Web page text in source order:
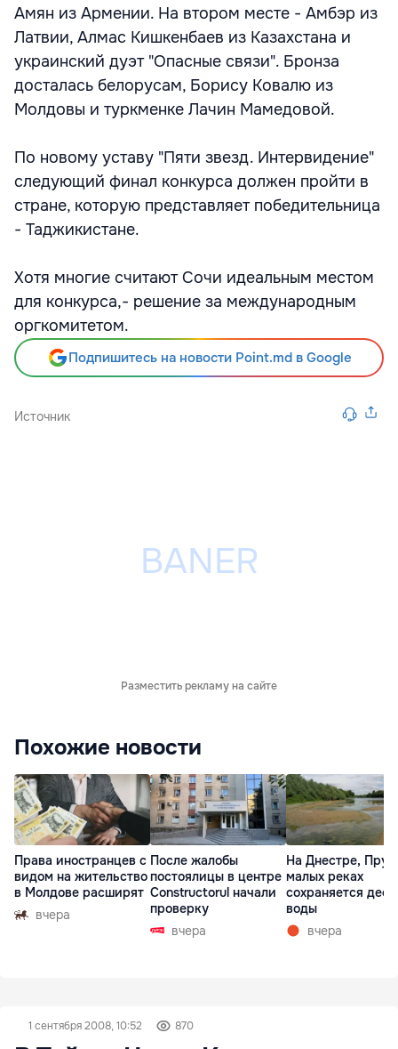
Амян из Армении. На втором месте - Амбэр из
Латвии, Алмас Кишкенбаев из Казахстана и
украинский дуэт "Опасные связи". Бронза
досталась белорусам, Борису Ковалю из
Молдовы и туркменке Лачин Мамедовой.
По новому уставу "Пяти звезд. Интервидение"
следующий финал конкурса должен пройти в
стране, которую представляет победительница
- Таджикистане.
Хотя многие считают Сочи идеальным местом
для конкурса,- решение за международным
оргкомитетом.
Подпишитесь на новости Point.md в Google
Источник
Разместить рекламу на сайте
Похожие новости
Права иностранцев с
видом на жительство
в Молдове расширят
вчера
После жалобы
постоялицы в центре
Constructorul начали
проверку
вчера
На Днестре,
малых реках
сохраняется
воды
вчера
1 сентября 2008, 10:52 870